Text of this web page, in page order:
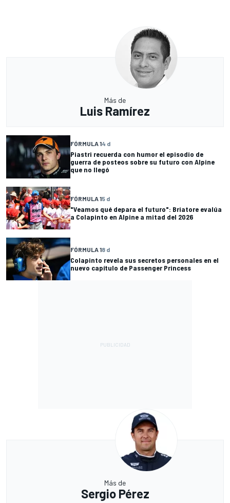
Más de
Luis Ramírez
FÓRMULA 14 d
Piastri recuerda con humor el episodio de
guerra de posteos sobre su futuro con Alpine
que no llegó
FÓRMULA 15 d
"Veamos qué depara el futuro": Briatore evalúa
a Colapinto en Alpine a mitad del 2026
FÓRMULA 18 d
Colapinto revela sus secretos personales en el
nuevo capítulo de Passenger Princess
Más de
Sergio Pérez